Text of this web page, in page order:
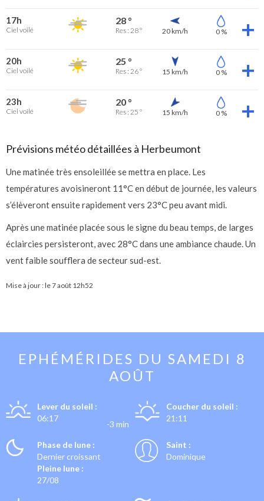
17h
Ciel voilé
28 °
Res : 28 ° 20 km/h 0 %
20h
Ciel voilé
25 °
Res : 26 ° 15 km/h 0 %
23h
Ciel voilé
20 °
Res : 25 ° 15 km/h 0 %
Prévisions météo détaillées à Herbeumont
Une matinée très ensoleillée se mettra en place. Les
températures avoisineront 11°C en début de journée, les valeurs
s’élèveront ensuite rapidement vers 23°C peu avant midi.
Après une matinée placée sous le signe du beau temps, de larges
éclaircies persisteront, avec 28°C dans une ambiance chaude. Un
vent faible soufflera de secteur sud-est.
Mise à jour : le7 août 12h52
EPHÉMÉRIDES DU SAMEDI 8
AOÛT
Lever du soleil :
06:17
-3 min
Coucher du soleil :
21:11
Phase de lune :
Dernier croissant
Pleine lune :
27/08
Saint :
Dominique